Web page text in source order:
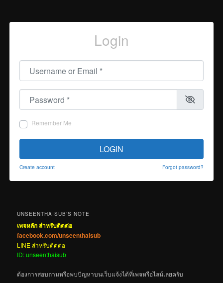
Login
Username or Email
Password
Remember Me
LOGIN
Create account Forgot password?
UNSEENTHAISUB’S NOTE
เพจหลัก สำหรับติดต่อ
facebook.com/unseenthaisub
LINE สำหรับติดต่อ
ID: unseenthaisub
ต้องการสอบถามหรือพบปัญหาบนเว็บแจ้งได้ที่เพจหรือไลน์เลยครับ